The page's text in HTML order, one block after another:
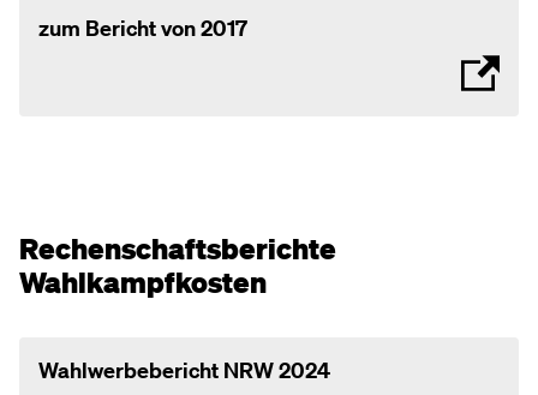
zum Bericht von 2017
Rechenschaftsberichte
Wahlkampfkosten
Wahlwerbebericht NRW 2024